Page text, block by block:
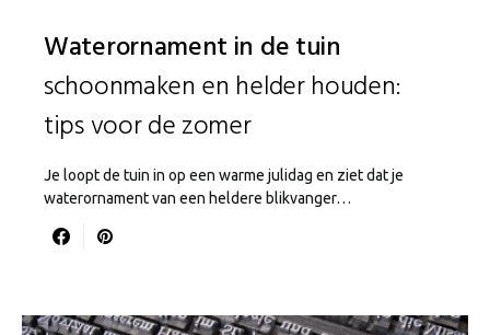
Waterornament in de tuin
schoonmaken en helder houden:
tips voor de zomer
Je loopt de tuin in op een warme julidag en ziet dat je
waterornament van een heldere blikvanger…